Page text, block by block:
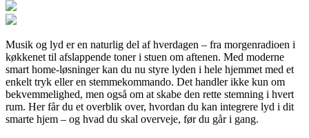
Musik og lyd er en naturlig del af hverdagen – fra morgenradioen i
køkkenet til afslappende toner i stuen om aftenen. Med moderne
smart home-løsninger kan du nu styre lyden i hele hjemmet med et
enkelt tryk eller en stemmekommando. Det handler ikke kun om
bekvemmelighed, men også om at skabe den rette stemning i hvert
rum. Her får du et overblik over, hvordan du kan integrere lyd i dit
smarte hjem – og hvad du skal overveje, før du går i gang.